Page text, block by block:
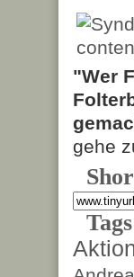
"Wer
gehe